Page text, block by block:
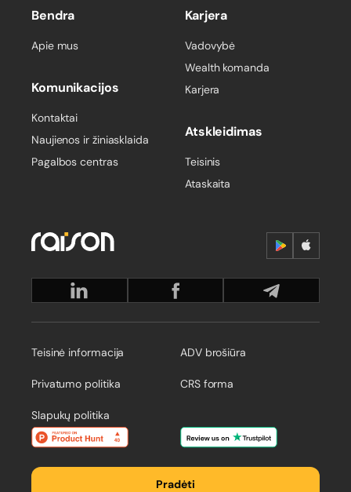
Bendra
Apie mus
Komunikacijos
Kontaktai
Naujienos ir žiniasklaida
Pagalbos centras
Karjera
Vadovybė
Wealth komanda
Karjera
Atskleidimas
Teisinis
Ataskaita
Teisinė informacija
Privatumo politika
Slapukų politika
ADV brošiūra
CRS forma
Pradėti